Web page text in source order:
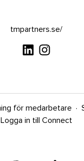
tmpartners.se/
för medarbetare ·
Logga in till Connect